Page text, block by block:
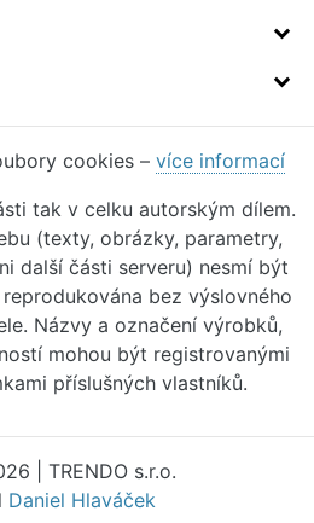
cookies – více informací
tak v celku autorským dílem.
(texty, obrázky, parametry,
další části serveru) nesmí být
bez výslovného
Názvy a označení výrobků,
mohou být registrovanými
příslušných vlastníků.
| TRENDO s.r.o.
Daniel Hlaváček